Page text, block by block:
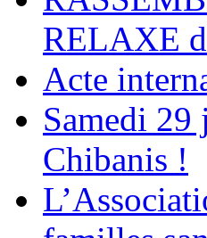
RELAXE
Acte
Samedi 29
Chibanis !